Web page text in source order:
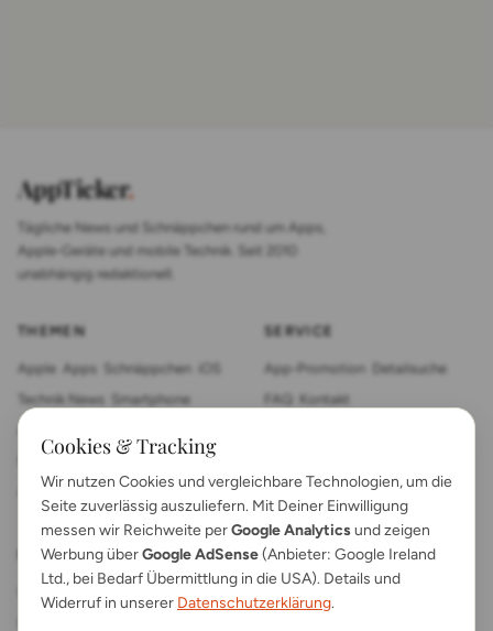
AppTicker.
Tägliche News und Schnäppchen rund um Apps,
Apple-Geräte und mobile Technik. Seit 2010
unabhängig redaktionell.
THEMEN
Apple Apps Schnäppchen
Technik News
Smartphone
Anleitungen Gadgets
SERVICE
App-Promotion
Detailsuche
FAQ
Kontakt
RECHTLICHES
Cookies & Tracking
Wir nutzen Cookies und vergleichbare Technologien, um die
Seite zuverlässig auszuliefern. Mit Deiner Einwilligung
messen wir Reichweite perGoogle Analyticsund zeigen
Werbung überGoogle AdSense(Anbieter: Google Ireland
Ltd., bei Bedarf Übermittlung in die USA). Details und
Widerruf in unserer Datenschutzerklärung.